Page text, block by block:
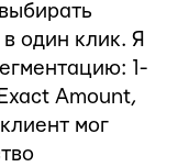
один клик. Я
1-
Amount,
мог